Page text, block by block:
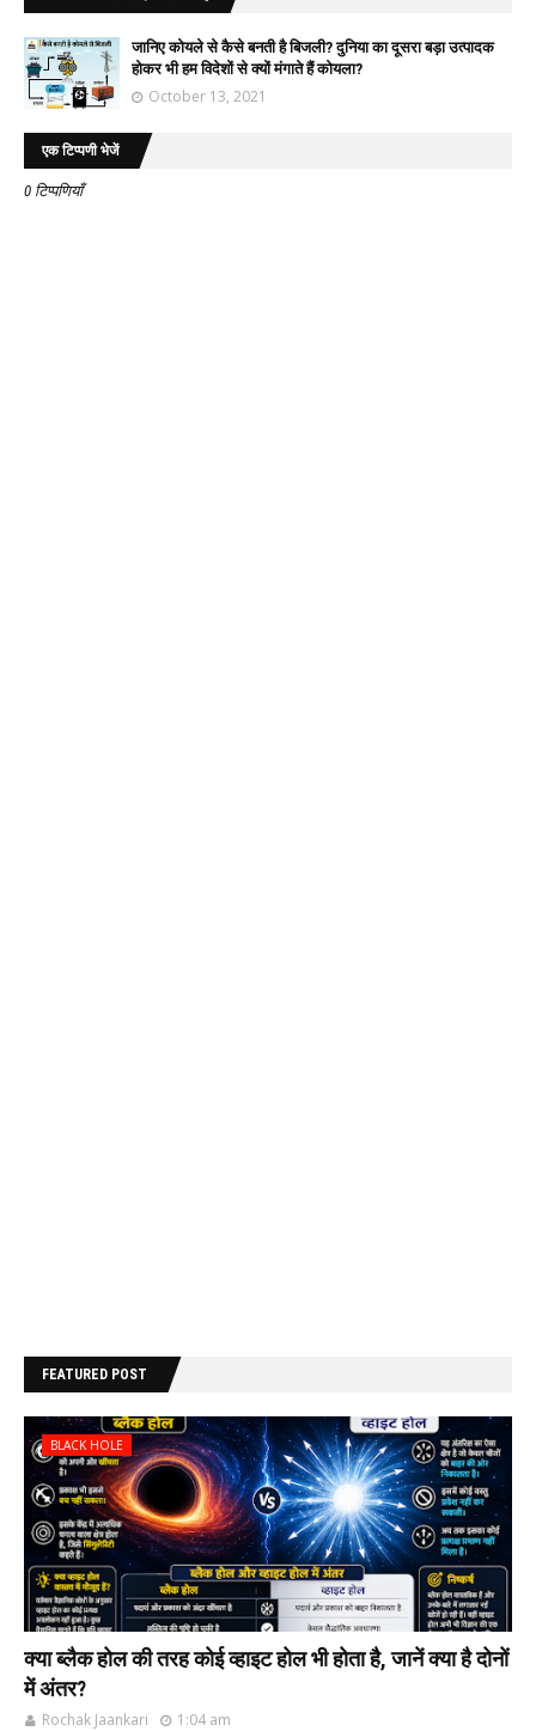
जानिए कोयले से कैसे बनती है बिजली? दुनिया का दूसरा बड़ा उत्पादक
होकर भी हम विदेशों से क्यों मंगाते हैं कोयला?
October 13, 2021
एक टिप्पणी भेजें
0 टिप्पणियाँ
FEATURED POST
BLACK HOLE
क्या ब्लैक होल की‌ तरह कोई व्हाइट होल भी‌ होता है, जानें क्या है दोनों
में अंतर?
Rochak Jaankari 1:04 am